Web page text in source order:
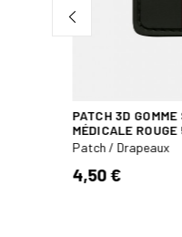
PATCH 3D
MÉDICALE
Patch / Drapeaux
4,50 €